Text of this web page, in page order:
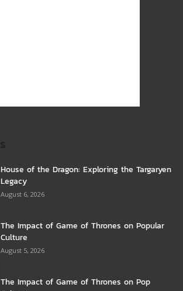
House of the Dragon: Exploring the Targaryen
Legacy
August 6, 2026
The Impact of Game of Thrones on Popular
Culture
August 5, 2026
The Impact of Game of Thrones on Pop